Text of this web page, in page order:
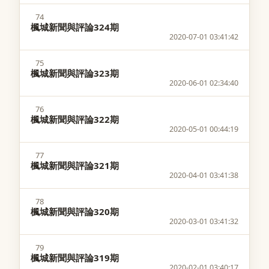
74
楓城新聞與評論324期
2020-07-01 03:41:42
75
楓城新聞與評論323期
2020-06-01 02:34:40
76
楓城新聞與評論322期
2020-05-01 00:44:19
77
楓城新聞與評論321期
2020-04-01 03:41:38
78
楓城新聞與評論320期
2020-03-01 03:41:32
79
楓城新聞與評論319期